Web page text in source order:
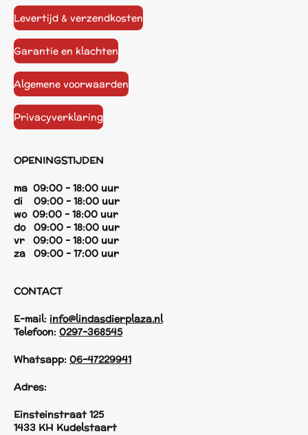
Levertijd & verzendkosten
Garantie en klachten
Algemene voorwaarden
Privacyverklaring
OPENINGSTIJDEN
ma 09:00 - 18:00 uur
di 09:00 - 18:00 uur
wo 09:00 - 18:00 uur
do 09:00 - 18:00 uur
vr 09:00 - 18:00 uur
za 09:00 - 17:00 uur
CONTACT
E-mail: info@lindasdierplaza.nl
Telefoon: 0297-368545
Whatsapp: 06-47229941
Adres:
Einsteinstraat 125
1433 KH Kudelstaart